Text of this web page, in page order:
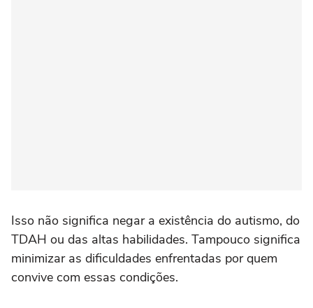
Isso não significa negar a existência do autismo, do
TDAH ou das altas habilidades. Tampouco significa
minimizar as dificuldades enfrentadas por quem
convive com essas condições.